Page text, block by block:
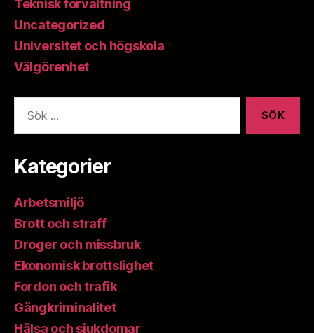
Teknisk förvaltning
Uncategorized
Universitet och högskola
Välgörenhet
efter:
Kategorier
Arbetsmiljö
Brott och straff
Droger och missbruk
Ekonomisk brottslighet
Fordon och trafik
Gängkriminalitet
Hälsa och sjukdomar